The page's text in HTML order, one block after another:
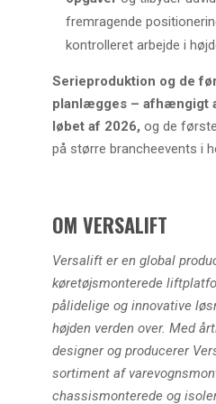
fremragende
kontrolleret arbejde i
Serieproduktion og de
planlægges – afhængigt
løbet af 2026, og de
på større brancheevents i
OM VERSALIFT
Versalift er en global
køretøjsmonterede
pålidelige og innovative
højden verden over. Med
designer og producerer
sortiment af
chassismonterede og